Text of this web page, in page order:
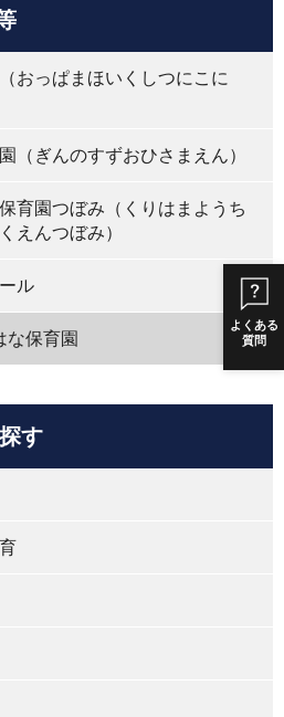
よくある
質問
おっぱまほいくしつにこに
（ぎんのすずおひさまえん）
育園つぼみ（くりはまようち
えんつぼみ）
ル
な保育園
す